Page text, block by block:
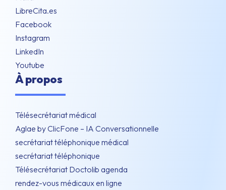
LibreCita.es
Facebook
Instagram
LinkedIn
Youtube
À propos
Télésecrétariat médical
Aglae by ClicFone – IA Conversationnelle
secrétariat téléphonique médical
secrétariat téléphonique
Télésecrétariat Doctolib agenda
rendez-vous médicaux en ligne